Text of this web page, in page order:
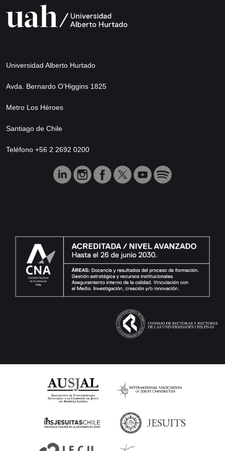
Universidad Alberto Hurtado
Avda. Bernardo O’Higgins 1825
Metro Los Héroes
Santiago de Chile
Teléfono +56 2 2692 0200